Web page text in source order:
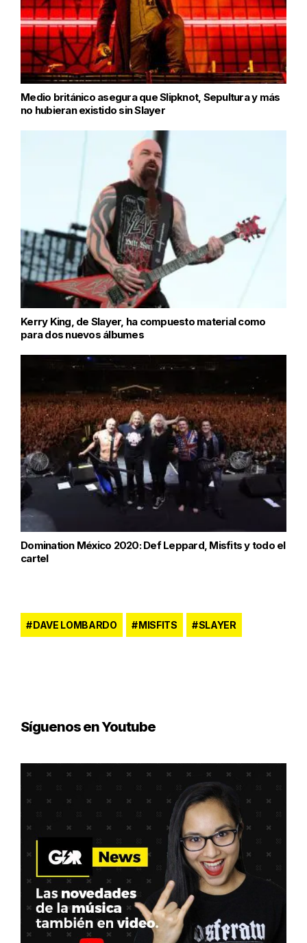
Medio británico asegura que Slipknot, Sepultura y más
no hubieran existido sin Slayer
Kerry King, de Slayer, ha compuesto material como
para dos nuevos álbumes
Domination México 2020: Def Leppard, Misfits y todo el
cartel
DAVE LOMBARDO MISFITS SLAYER
Síguenos en Youtube